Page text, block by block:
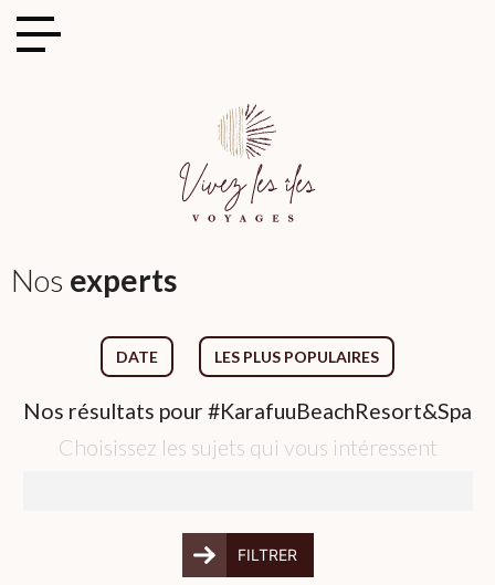
Nos experts
DATE LES PLUS POPULAIRES
Nos résultats pour #KarafuuBeachResort&Spa
Choisissez les sujets qui vous intéressent
FILTRER